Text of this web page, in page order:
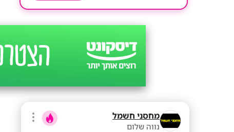
מחסני חשמל
נווה שלום